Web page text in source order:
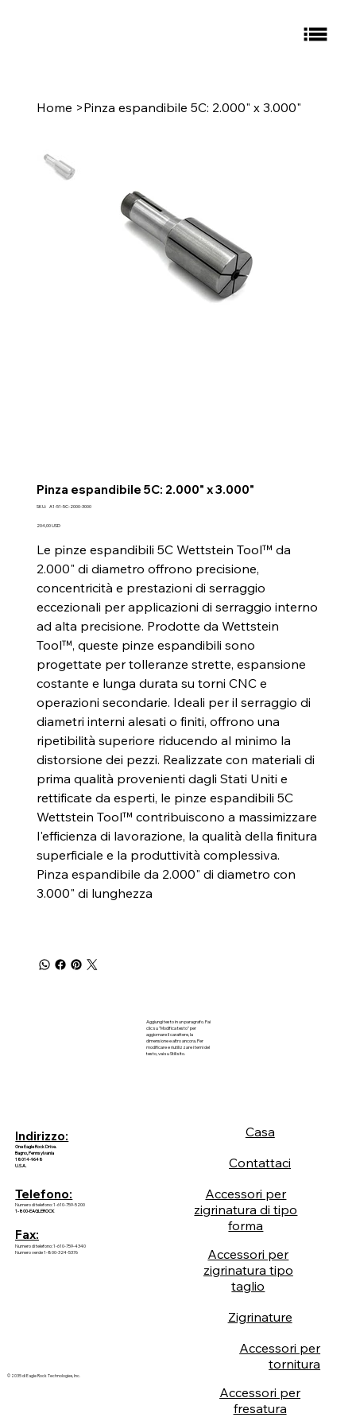
Home >Pinza espandibile 5C: 2.000" x 3.000"
Pinza espandibile 5C: 2.000" x 3.000"
SKU: SKU
51-
3000
A1-51-5C-2000-3000
Prezzo
204,00 USD
Le pinze espandibili 5C Wettstein Tool™ da
2.000" di diametro offrono precisione,
concentricità e prestazioni di serraggio
eccezionali per applicazioni di serraggio interno
ad alta precisione. Prodotte da Wettstein
Tool™, queste pinze espandibili sono
progettate per tolleranze strette, espansione
costante e lunga durata su torni CNC e
operazioni secondarie. Ideali per il serraggio di
diametri interni alesati o finiti, offrono una
ripetibilità superiore riducendo al minimo la
distorsione dei pezzi. Realizzate con materiali di
prima qualità provenienti dagli Stati Uniti e
rettificate da esperti, le pinze espandibili 5C
Wettstein Tool™ contribuiscono a massimizzare
l'efficienza di lavorazione, la qualità della finitura
superficiale e la produttività complessiva.
Pinza espandibile da 2.000" di diametro con
3.000" di lunghezza
Aggiungi testo in un paragrafo. Fai
clic su "Modifica testo" per
aggiornare il carattere, la
dimensione e altro ancora. Per
modificare e riutilizzare i temi del
testo, vai su Stili sito.
Indirizzo:
One Eagle Rock Drive.
Bagno, Pennsylvania
18014-9648
U.S.A.
Telefono:
Numero di telefono: 1-610-759-5200
1-800-EAGLEROCK
Fax:
Numero di telefono: 1-610-759-4340
Numero verde 1-800-324-5376
© 2035 di Eagle Rock Technologies, Inc.
Casa
Contattaci
Accessori per
zigrinatura di tipo
forma
Accessori per
zigrinatura tipo
taglio
Zigrinature
Accessori per
tornitura
Accessori per
fresatura